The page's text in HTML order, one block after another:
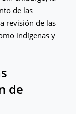
de las
revisión de las
indígenas y
de